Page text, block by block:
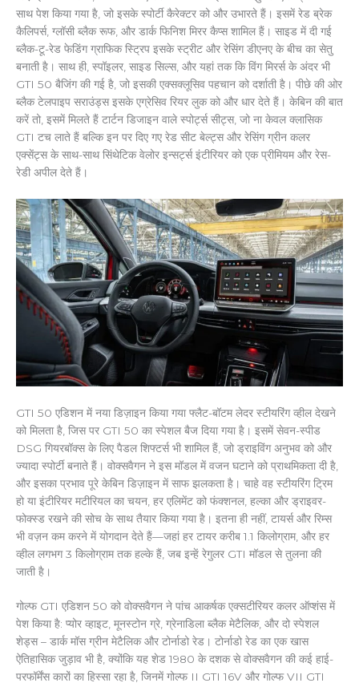
साथ पेश किया गया है, जो इसके स्पोर्टी कैरेक्टर को और उभारते हैं। इसमें रेड ब्रेक
कैलिपर्स, ग्लॉसी ब्लैक रूफ, और डार्क फिनिश मिरर कैप्स शामिल हैं। साइड में दी गई
ब्लैक-टू-रेड फेडिंग ग्राफिक स्ट्रिप इसके स्ट्रीट और रेसिंग डीएनए के बीच का सेतु
बनाती है। साथ ही, स्पॉइलर, साइड सिल्स, और यहां तक कि विंग मिरर्स के अंदर भी
GTI 50 बैजिंग की गई है, जो इसकी एक्सक्लूसिव पहचान को दर्शाती है। पीछे की ओर
ब्लैक टेलपाइप सराउंड्स इसके एग्रेसिव रियर लुक को और धार देते हैं। केबिन की बात
करें तो, इसमें मिलते हैं टार्टन डिजाइन वाले स्पोर्ट्स सीट्स, जो ना केवल क्लासिक
GTI टच लाते हैं बल्कि इन पर दिए गए रेड सीट बेल्ट्स और रेसिंग ग्रीन कलर
एक्सेंट्स के साथ-साथ सिंथेटिक वेलोर इन्सर्ट्स इंटीरियर को एक प्रीमियम और रेस-
रेडी अपील देते हैं।
GTI 50 एडिशन में नया डिज़ाइन किया गया फ्लैट-बॉटम लेदर स्टीयरिंग व्हील देखने
को मिलता है, जिस पर GTI 50 का स्पेशल बैज दिया गया है। इसमें सेवन-स्पीड
DSG गियरबॉक्स के लिए पैडल शिफ्टर्स भी शामिल हैं, जो ड्राइविंग अनुभव को और
ज्यादा स्पोर्टी बनाते हैं। वोक्सवैगन ने इस मॉडल में वजन घटाने को प्राथमिकता दी है,
और इसका प्रभाव पूरे केबिन डिज़ाइन में साफ झलकता है। चाहे वह स्टीयरिंग ट्रिम
हो या इंटीरियर मटीरियल का चयन, हर एलिमेंट को फंक्शनल, हल्का और ड्राइवर-
फोक्स्ड रखने की सोच के साथ तैयार किया गया है। इतना ही नहीं, टायर्स और रिम्स
भी वज़न कम करने में योगदान देते हैं—जहां हर टायर करीब 1.1 किलोग्राम, और हर
व्हील लगभग 3 किलोग्राम तक हल्के हैं, जब इन्हें रेगुलर GTI मॉडल से तुलना की
जाती है।
गोल्फ GTI एडिशन 50 को वोक्सवैगन ने पांच आकर्षक एक्सटीरियर कलर ऑप्शंस में
पेश किया है: प्योर व्हाइट, मूनस्टोन ग्रे, ग्रेनाडिला ब्लैक मेटैलिक, और दो स्पेशल
शेड्स – डार्क मॉस ग्रीन मेटैलिक और टोर्नाडो रेड। टोर्नाडो रेड का एक खास
ऐतिहासिक जुड़ाव भी है, क्योंकि यह शेड 1980 के दशक से वोक्सवैगन की कई हाई-
परफॉर्मेंस कारों का हिस्सा रहा है, जिनमें गोल्फ II GTI 16V और गोल्फ VII GTI